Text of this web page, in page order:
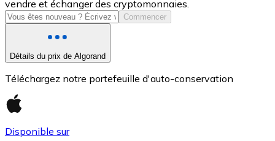
USDC
vendre et échanger des cryptomonnaies.
Commencer
Détails du prix de Algorand
Téléchargez notre portefeuille d'auto-conservation
Disponible sur